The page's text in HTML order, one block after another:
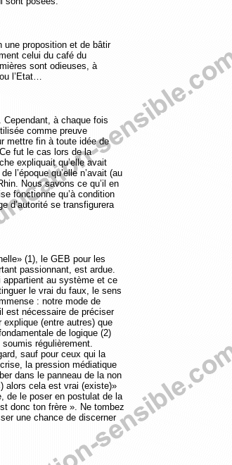
une proposition et de bâtir
celui du café du
sont odieuses, à
l’Etat…
Cependant, à chaque fois
comme preuve
mettre fin à toute idée de
fut le cas lors de la
expliquait qu’elle avait
l’époque qu’elle n’avait (au
Nous savons ce qu’il en
fonctionne qu’à condition
d’autorité se transfigurera
(1), le GEB pour les
passionnant, est ardue.
appartient au système et ce
le vrai du faux, le sens
: notre mode de
est nécessaire de préciser
(entre autres) que
de logique (2)
régulièrement.
sauf pour ceux qui la
la pression médiatique
dans le panneau de la non
alors cela est vrai (existe)»
de le poser en postulat de la
donc ton frère ». Ne tombez
une chance de discerner